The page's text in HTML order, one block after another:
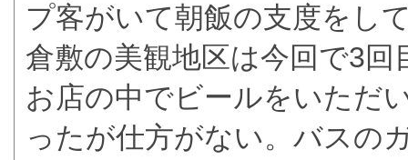
プ客がいて朝飯の支度をし
倉敷の美観地区は今回で3
お店の中でビールをいただ
ったが仕方がない。バスの